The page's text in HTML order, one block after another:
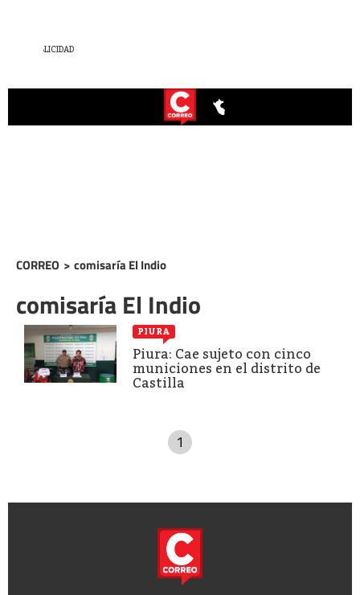
CORREO > comisaría El Indio
comisaría El Indio
PIURA
Piura: Cae sujeto con cinco
municiones en el distrito de
Castilla
1